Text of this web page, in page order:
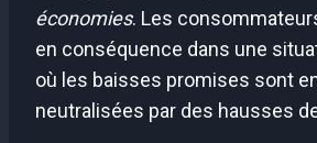
économies. Les
en conséquence dans une
où les baisses promises sont
neutralisées par des hausses